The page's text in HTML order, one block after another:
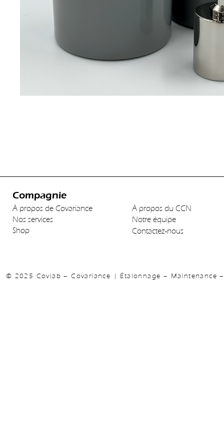
Compagnie
À propos de Covariance
Nos services
Shop
À propos du CCN
Notre équipe
Contactez-nous
© 2025 Covlab – Covariance | Étalonnage – Maintenance